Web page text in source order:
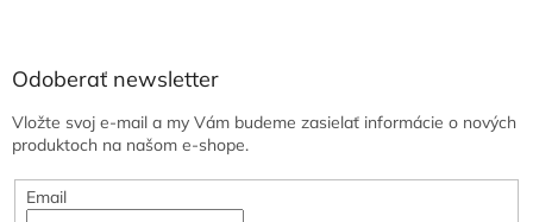
Odoberať newsletter
Vložte svoj e-mail a my Vám budeme zasielať informácie o nových
produktoch na našom e-shope.
Email